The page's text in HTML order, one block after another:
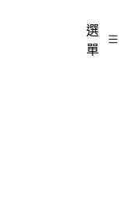
選
單